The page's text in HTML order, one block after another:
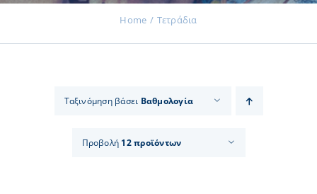
Home Τετράδια
Ταξινόμηση βάσει Βαθμολογία
Προβολή 12 προϊόντων